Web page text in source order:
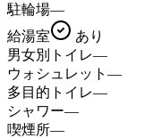
駐輪場—
給湯室
あり
男女別トイレ—
ウォシュレット —
多目的トイレ—
シャワー—
喫煙所—